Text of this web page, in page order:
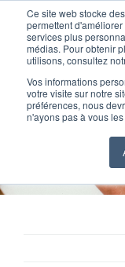
Ce site web stocke
permettent
services plus
médias. Pour obtenir
utilisons, consultez
Vos informations
votre visite sur notre
préférences, nous
n'ayons pas à vous
Passer
contenu
Flexibilité
pour